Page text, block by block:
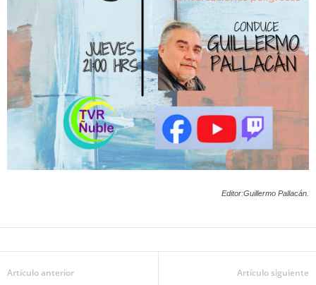
Editor:Guillermo Pallacán.
Artículo anterior Artículo siguiente